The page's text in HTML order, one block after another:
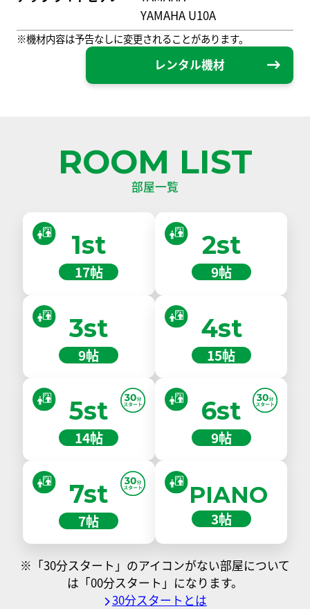
YAMAHA U10A
※機材内容は予告なしに変更されることがあります。
レンタル機材
ROOM LIST
部屋一覧
1st
17帖
2st
9帖
3st
9帖
4st
15帖
5st
14帖
6st
9帖
7st
7帖
PIANO
3帖
※「30分スタート」のアイコンがない部屋について
は「00分スタート」になります。
30分スタートとは